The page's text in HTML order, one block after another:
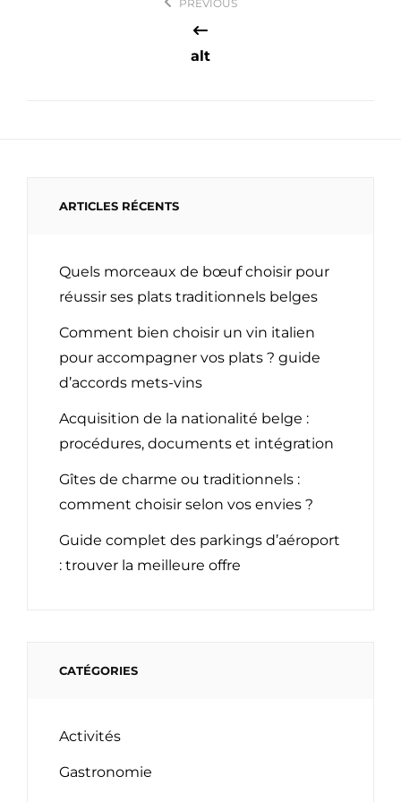
PREVIOUS
alt
ARTICLES RÉCENTS
Quels morceaux de bœuf choisir pour
réussir ses plats traditionnels belges
Comment bien choisir un vin italien
pour accompagner vos plats ? guide
d’accords mets-vins
Acquisition de la nationalité belge :
procédures, documents et intégration
Gîtes de charme ou traditionnels :
comment choisir selon vos envies ?
Guide complet des parkings d’aéroport
: trouver la meilleure offre
CATÉGORIES
Activités
Gastronomie